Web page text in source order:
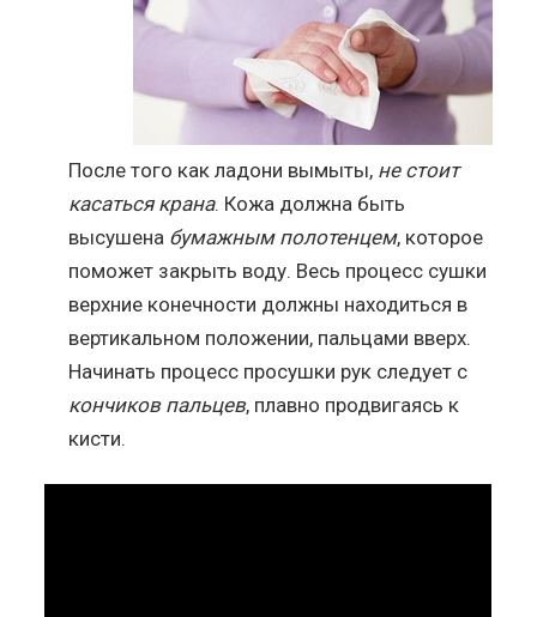
После того как ладони вымыты, не стоит
касаться крана. Кожа должна быть
высушена бумажным полотенцем, которое
поможет закрыть воду. Весь процесс сушки
верхние конечности должны находиться в
вертикальном положении, пальцами вверх.
Начинать процесс просушки рук следует с
кончиков пальцев, плавно продвигаясь к
кисти.